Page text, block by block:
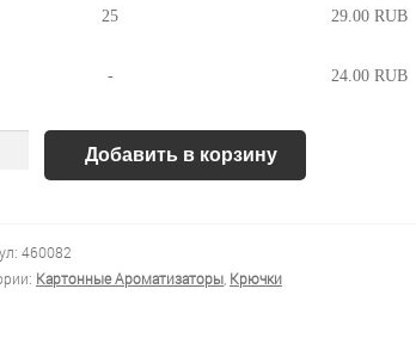
25 29.00 RUB
- 24.00 RUB
Добавить в корзину
460082
Картонные Ароматизаторы, Крючки